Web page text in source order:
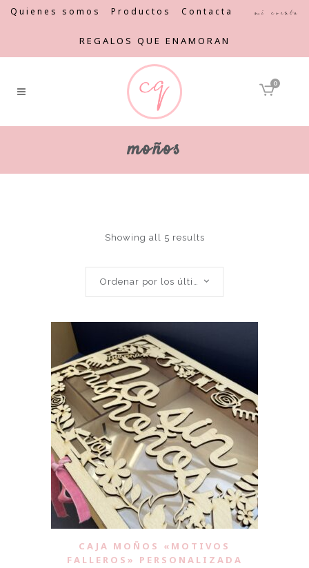
Quienes somos Productos Contacta Mi cuenta
REGALOS QUE ENAMORAN
0
moños
Showing all 5 results
Ordenar por los últimos
CAJA MOÑOS «MOTIVOS
FALLEROS» PERSONALIZADA